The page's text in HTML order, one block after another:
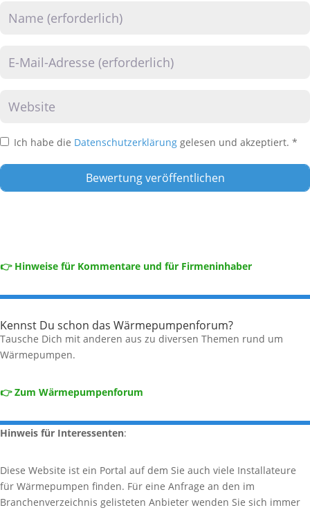
Ich habe die Datenschutzerklärung gelesen und akzeptiert. *
👉 Hinweise für Kommentare und für Firmeninhaber
Kennst Du schon das Wärmepumpenforum?
Tausche Dich mit anderen aus zu diversen Themen rund um
Wärmepumpen.
👉 Zum Wärmepumpenforum
Hinweis für Interessenten:
Diese Website ist ein Portal auf dem Sie auch viele Installateure
für Wärmepumpen finden. Für eine Anfrage an den im
Branchenverzeichnis gelisteten Anbieter wenden Sie sich immer